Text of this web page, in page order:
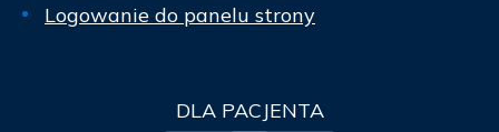
Logowanie do panelu strony
DLAPACJENTA